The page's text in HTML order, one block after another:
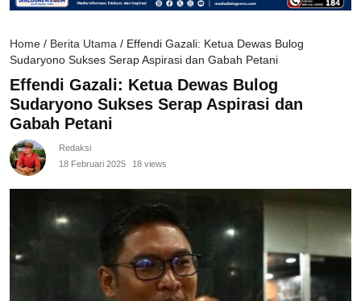
Home / Berita Utama / Effendi Gazali: Ketua Dewas Bulog
Sudaryono Sukses Serap Aspirasi dan Gabah Petani
Effendi Gazali: Ketua Dewas Bulog
Sudaryono Sukses Serap Aspirasi dan
Gabah Petani
Redaksi
18 Februari 2025
18 views